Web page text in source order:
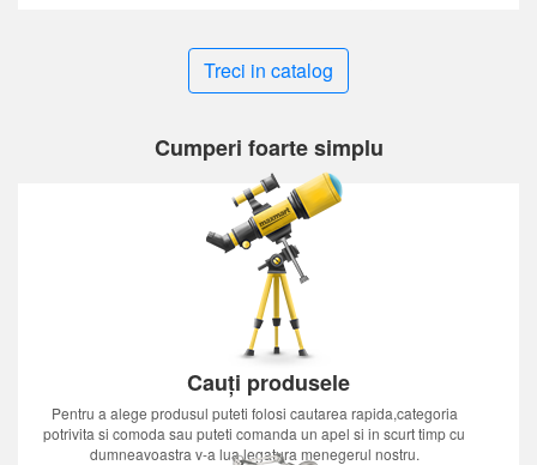
Treci in catalog
Cumperi foarte simplu
Cauți produsele
Pentru a alege produsul puteti folosi cautarea rapida,categoria
potrivita si comoda sau puteti comanda un apel si in scurt timp cu
dumneavoastra v-a lua legatura menegerul nostru.